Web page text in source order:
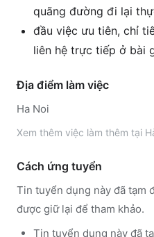
quãng đường đi lại
đầu việc ưu tiên, chỉ
liên hệ trực tiếp ở bài
Địa điểm làm việc
Ha Noi
Xem thêm việc làm thêm tại
Cách ứng tuyển
Tin tuyển dụng này đã tạm
được giữ lại để tham khảo.
Tin tuyển dụng này đã